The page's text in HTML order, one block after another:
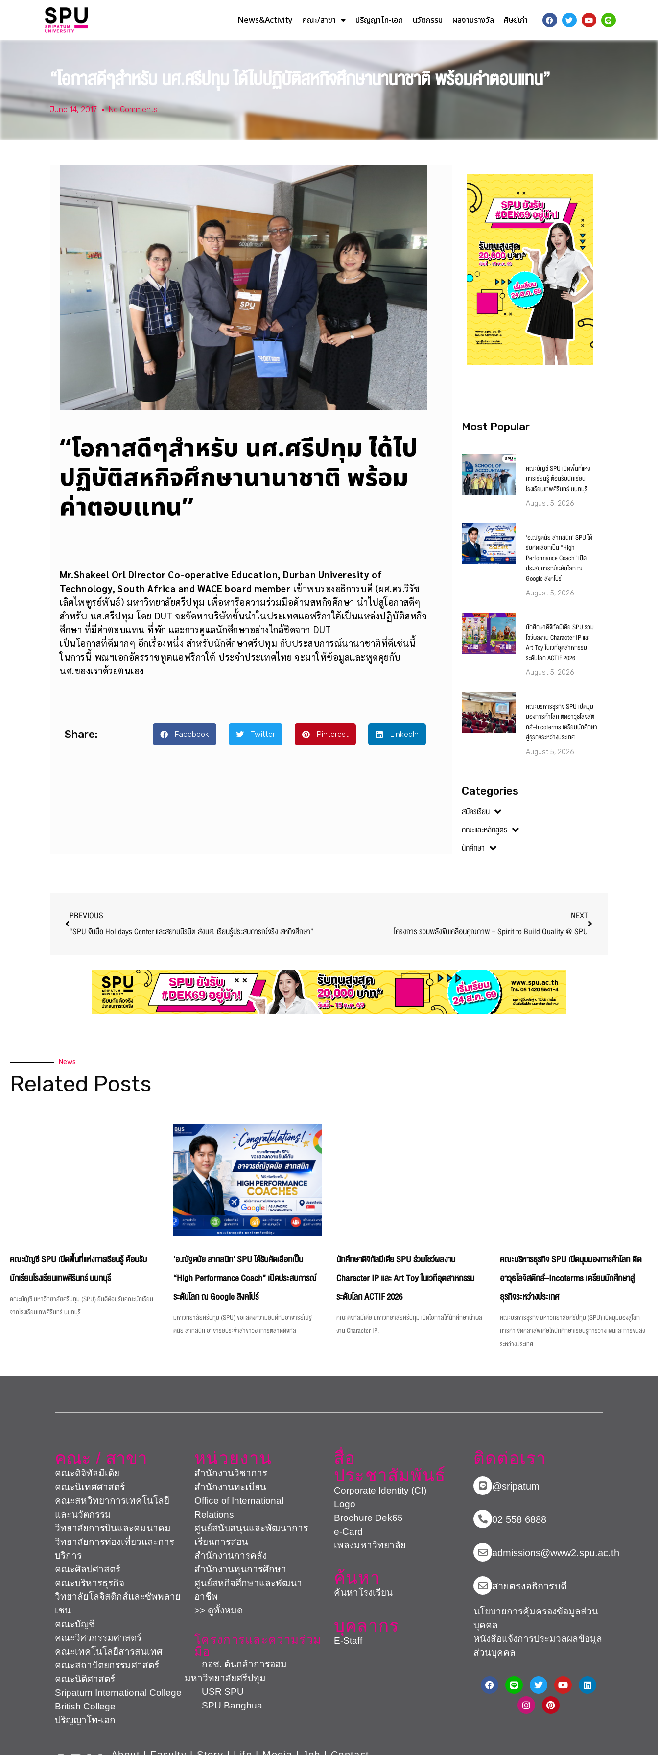
News&Activity คณะ/สาขา ปริญญาโท-เอก นวัตกรรม ผลงานรางวัล ศิษย์เก่า
“โอกาสดีๆสำหรับ นศ.ศรีปทุม ได้ไปปฏิบัติสหกิจศึกษานานาชาติ พร้อมค่าตอบแทน”
June 14, 2017 No Comments
“โอกาสดีๆสำหรับ นศ.ศรีปทุม ได้ไป
ปฏิบัติสหกิจศึกษานานาชาติ พร้อม
ค่าตอบแทน”
Mr.Shakeel Orl Director Co-operative Education, Durban Univeresity of
Technology, South Africa and WACE board member เข้าพบรองอธิการบดี (ผศ.ดร.วิรัช
เลิศไพฑูรย์พันธ์) มหาวิทยาลัยศรีปทุม เพื่อหารือความร่วมมือด้านสหกิจศึกษา นำไปสู่โอกาสดีๆ
สำหรับ นศ.ศรีปทุม โดย DUT จะจัดหาบริษัทชั้นนำในประเทศแอฟริกาใต้เป็นแหล่งปฏิบัติสหกิจ
ศึกษา ที่มีค่าตอบแทน ที่พัก และการดูแลนักศึกษาอย่างใกล้ชิดจาก DUT
เป็นโอกาสที่ดีมากๆ อีกเรื่องหนึ่ง สำหรับนักศึกษาศรีปทุม กับประสบการณ์นานาชาติที่ดีเช่นนี้
ในการนี้ พณฯเอกอัครราชทูตแอฟริกาใต้ ประจำประเทศไทย จะมาให้ข้อมูลและพูดคุยกับ
นศ.ของเราด้วยตนเอง
Share: Facebook Twitter Pinterest LinkedIn
Most Popular
คณะบัญชี SPU เปิดพื้นที่แห่ง
การเรียนรู้ ต้อนรับนักเรียน
โรงเรียนเทพศิรินทร์ นนทบุรี
August 5, 2026
‘อ.ณัฐดนัย สาทสนิท’ SPU ได้
รับคัดเลือกเป็น “High
Performance Coach” เปิด
ประสบการณ์ระดับโลก ณ
Google สิงคโปร์
August 5, 2026
นักศึกษาดิจิทัลมีเดีย SPU ร่วม
โชว์ผลงาน Character IP และ
Art Toy ในเวทีอุตสาหกรรม
ระดับโลก ACTIF 2026
August 5, 2026
คณะบริหารธุรกิจ SPU เปิดมุม
มองการค้าโลก ติดอาวุธโลจิสติ
กส์–Incoterms เตรียมนักศึกษา
สู่ธุรกิจระหว่างประเทศ
August 5, 2026
Categories
สมัครเรียน
คณะและหลักสูตร
นักศึกษา
PREVIOUS
“SPU จับมือ Holidays Center และสยามนิรมิต ส่งนศ. เรียนรู้ประสบการณ์จริง สหกิจศึกษา”
NEXT
โครงการ รวมพลังขับเคลื่อนคุณภาพ – Spirit to Build Quality @ SPU
News
Related Posts
คณะบัญชี SPU เปิดพื้นที่แห่งการเรียนรู้ ต้อนรับ
นักเรียนโรงเรียนเทพศิรินทร์ นนทบุรี
คณะบัญชี มหาวิทยาลัยศรีปทุม (SPU) ยินดีต้อนรับคณะนักเรียน
จากโรงเรียนเทพศิรินทร์ นนทบุรี
‘อ.ณัฐดนัย สาทสนิท’ SPU ได้รับคัดเลือกเป็น
“High Performance Coach” เปิดประสบการณ์
ระดับโลก ณ Google สิงคโปร์
มหาวิทยาลัยศรีปทุม (SPU) ขอแสดงความยินดีกับอาจารย์ณัฐ
ดนัย สาทสนิท อาจารย์ประจำสาขาวิชาการตลาดดิจิทัล
นักศึกษาดิจิทัลมีเดีย SPU ร่วมโชว์ผลงาน
Character IP และ Art Toy ในเวทีอุตสาหกรรม
ระดับโลก ACTIF 2026
คณะดิจิทัลมีเดีย มหาวิทยาลัยศรีปทุม เปิดโอกาสให้นักศึกษานำผล
งาน Character IP,
คณะบริหารธุรกิจ SPU เปิดมุมมองการค้าโลก ติด
อาวุธโลจิสติกส์–Incoterms เตรียมนักศึกษาสู่
ธุรกิจระหว่างประเทศ
คณะบริหารธุรกิจ มหาวิทยาลัยศรีปทุม (SPU) เปิดมุมมองสู่โลก
การค้า จัดคลาสพิเศษให้นักศึกษาเรียนรู้การวางแผนและการขนส่ง
ระหว่างประเทศ
คณะ / สาขา
คณะดิจิทัลมีเดีย
คณะนิเทศศาสตร์
คณะสหวิทยาการเทคโนโลยี
และนวัตกรรม
วิทยาลัยการบินและคมนาคม
วิทยาลัยการท่องเที่ยวและการ
บริการ
คณะศิลปศาสตร์
คณะบริหารธุรกิจ
วิทยาลัยโลจิสติกส์และซัพพลาย
เชน
คณะบัญชี
คณะวิศวกรรมศาสตร์
คณะเทคโนโลยีสารสนเทศ
คณะสถาปัตยกรรมศาสตร์
คณะนิติศาสตร์
Sripatum International College
British College
ปริญญาโท-เอก
หน่วยงาน
สำนักงานวิชาการ
สำนักงานทะเบียน
Office of International
Relations
ศูนย์สนับสนุนและพัฒนาการ
เรียนการสอน
สำนักงานการคลัง
สำนักงานทุนการศึกษา
ศูนย์สหกิจศึกษาและพัฒนา
อาชีพ
>> ดูทั้งหมด
โครงการและความร่วม
มือ
กอช. ต้นกล้าการออม
มหาวิทยาลัยศรีปทุม
USR SPU
SPU Bangbua
สื่อ
ประชาสัมพันธ์
Corporate Identity (CI)
Logo
Brochure Dek65
e-Card
เพลงมหาวิทยาลัย
ค้นหา
ค้นหาโรงเรียน
บุคลากร
E-Staff
ติดต่อเรา
@sripatum
02 558 6888
admissions@www2.spu.ac.th
สายตรงอธิการบดี​
นโยบายการคุ้มครองข้อมูลส่วน
บุคคล
หนังสือแจ้งการประมวลผลข้อมูล
ส่วนบุคคล